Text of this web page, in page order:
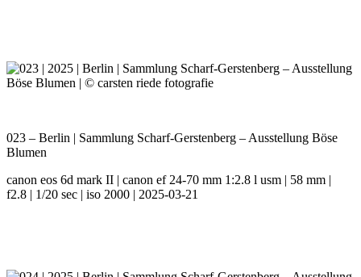
023 – Berlin | Sammlung Scharf-Gerstenberg – Ausstellung Böse
Blumen
canon eos 6d mark II | canon ef 24-70 mm 1:2.8 l usm | 58 mm |
f2.8 | 1/20 sec | iso 2000 | 2025-03-21